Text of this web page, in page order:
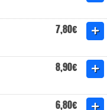
7,80€
8,90€
6,80€